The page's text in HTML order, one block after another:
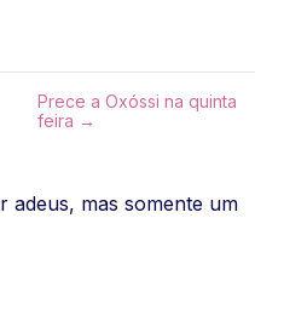
Prece a Oxóssi na quinta
feira →
adeus, mas somente um